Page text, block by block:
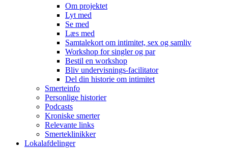
Om projektet
Lyt med
Se med
Læs med
Samtalekort om intimitet, sex og samliv
Workshop for singler og par
Bestil en workshop
Bliv undervisnings-facilitator
Del din historie om intimitet
Smerteinfo
Personlige historier
Podcasts
Kroniske smerter
Relevante links
Smerteklinikker
Lokalafdelinger